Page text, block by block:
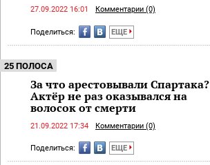
27.09.2022 16:01 Комментарии (0)
Поделиться: ЕЩЕ
25 ПОЛОСА
За что арестовывали Спартака?
Актёр не раз оказывался на
волосок от смерти
21.09.2022 17:34 Комментарии (0)
Поделиться: ЕЩЕ